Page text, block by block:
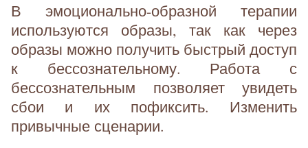
В эмоционально-образной терапии
используются образы, так как через
образы можно получить быстрый доступ
к бессознательному. Работа с
бессознательным позволяет увидеть
сбои и их пофиксить. Изменить
привычные сценарии.